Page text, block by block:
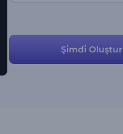
Şi̇mdi̇ Oluştur